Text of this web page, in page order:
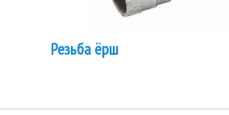
Резьба ёрш